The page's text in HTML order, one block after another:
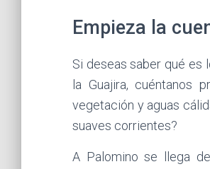
Empieza la
Si deseas saber qué es
la Guajira, cuéntanos
vegetación y aguas
suaves corrientes?
A Palomino se llega